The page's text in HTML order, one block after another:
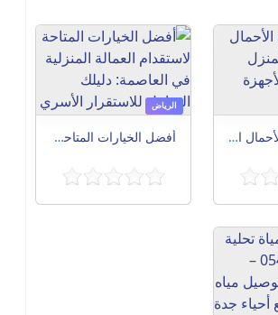
علامات زيادة الأحمال الكهربائية في المنزل وطريقة توزيع الأجهزة بأمان
الرياض
أفضل الخيارات المتاحة لاستقدام العمالة المنزلية في العاصمة: دليلك الشامل للاستقرار الأسري